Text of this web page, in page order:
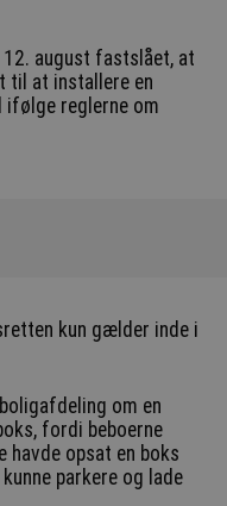
august fastslået, at
til at installere en
ifølge reglerne om
kun gælder inde i
om en
fordi beboerne
havde opsat en boks
parkere og lade